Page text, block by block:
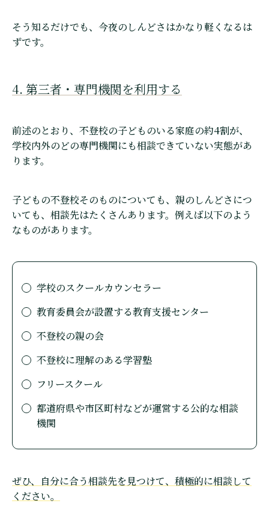
そう知るだけでも、今夜のしんどさはかなり軽くなるは
ずです。
4. 第三者・専門機関を利用する
前述のとおり、不登校の子どものいる家庭の約4割が、
学校内外のどの専門機関にも相談できていない実態があ
ります。
子どもの不登校そのものについても、親のしんどさにつ
いても、相談先はたくさんあります。例えば以下のよう
なものがあります。
学校のスクールカウンセラー
教育委員会が設置する教育支援センター
不登校の親の会
不登校に理解のある学習塾
フリースクール
都道府県や市区町村などが運営する公的な相談
機関
ぜひ、自分に合う相談先を見つけて、積極的に相談して
ください。